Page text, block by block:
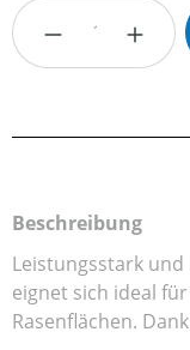
Produkt
Beschreibung
Leistungsstark und
eignet sich ideal
Rasenflächen.